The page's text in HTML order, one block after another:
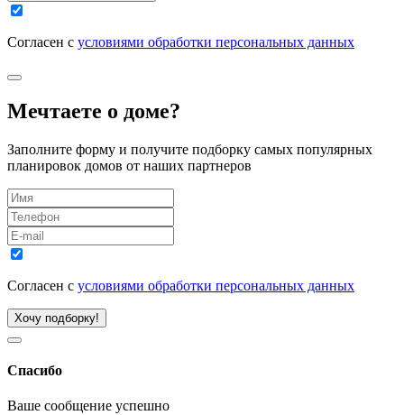
Согласен с условиями обработки персональных данных
Мечтаете о доме?
Заполните форму и получите подборку самых популярных
планировок домов от наших партнеров
Согласен с условиями обработки персональных данных
Хочу подборку!
Спасибо
Ваше сообщение успешно